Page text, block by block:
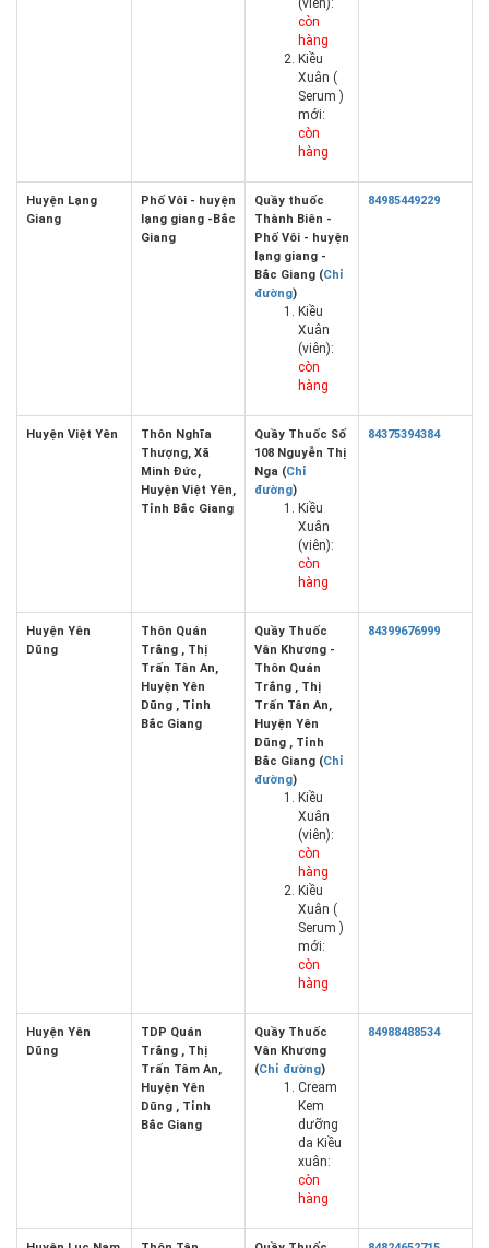
(viên):
còn
hàng
Kiều
Xuân (
Serum )
mới:
còn
hàng
Huyện Lạng
Giang
Phố Vôi - huyện
lạng giang -Bắc
Giang
Quầy thuốc
Thành Biên -
Phố Vôi - huyện
lạng giang -
Bắc Giang (Chỉ
đường)
Kiều
Xuân
(viên):
còn
hàng
84985449229
Huyện Việt Yên
Thôn Nghĩa
Thượng, Xã
Minh Đức,
Huyện Việt Yên,
Tỉnh Bắc Giang
Quầy Thuốc Số
108 Nguyễn Thị
Nga (Chỉ
đường)
Kiều
Xuân
(viên):
còn
hàng
84375394384
Huyện Yên
Dũng
Thôn Quán
Trắng , Thị
Trấn Tân An,
Huyện Yên
Dũng , Tỉnh
Bắc Giang
Quầy Thuốc
Vân Khương -
Thôn Quán
Trắng , Thị
Trấn Tân An,
Huyện Yên
Dũng , Tỉnh
Bắc Giang (Chỉ
đường)
Kiều
Xuân
(viên):
còn
hàng
Kiều
Xuân (
Serum )
mới:
còn
hàng
84399676999
Huyện Yên
Dũng
TDP Quán
Trắng , Thị
Trấn Tâm An,
Huyện Yên
Dũng , Tỉnh
Bắc Giang
Quầy Thuốc
Vân Khương
(Chỉ đường)
Cream
Kem
dưỡng
da Kiều
xuân:
còn
hàng
84988488534